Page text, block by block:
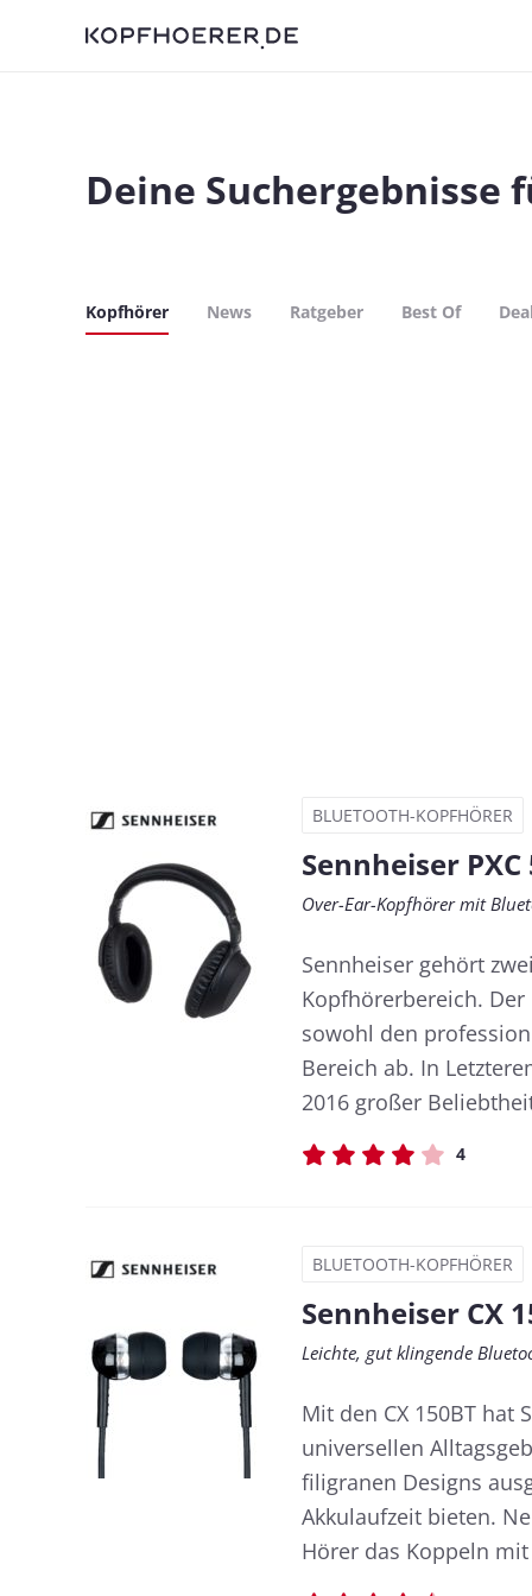
Deine Suchergebnisse
Kopfhörer News Ratgeber Best Of
BLUETOOTH-KOPFHÖRER
Sennheiser
Over-Ear-Kopfhörer mit
Sennheiser gehört
Kopfhörerbereich.
sowohl den
Bereich ab. In
2016 großer
4
BLUETOOTH-KOPFHÖRER
Sennheiser CX
Leichte, gut klingende
Mit den CX 150BT hat
universellen
filigranen Designs
Akkulaufzeit bieten.
Hörer das Koppeln